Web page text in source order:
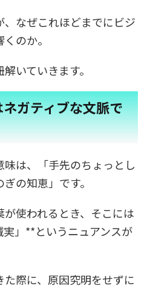
、なぜこれほどまでにビジ
のか。
いていきます。
ガティブな文脈で
味は、「手先のちょっとし
の知恵」です。
使われるとき、そこには
」**というニュアンスが
際に、原因究明をせずに